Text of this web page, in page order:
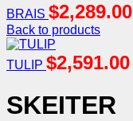
BRAIS $2,289.00
Back to products
TULIP $2,591.00
SKEITER